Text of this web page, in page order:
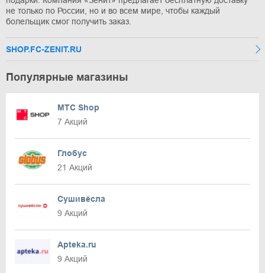
не только по России, но и во всем мире, чтобы каждый
болельщик смог получить заказ.
SHOP.FC-ZENIT.RU
Популярные магазины
МТС Shop
7 Акций
Глобус
21 Акций
Сушивёсла
9 Акций
Apteka.ru
9 Акций